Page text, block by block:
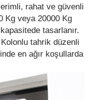
rahat ve güvenli
Kg veya 20000 Kg
tasarlanır.
tahrik düzenli
en ağır koşullarda